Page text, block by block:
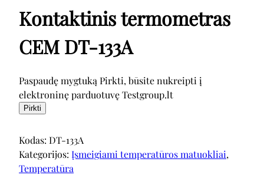
Kontaktinis termometras
CEM DT-133A
Paspaudę mygtuką Pirkti, būsite nukreipti į
elektroninę parduotuvę Testgroup.lt
Pirkti
Kodas: DT-133A
Kategorijos: Įsmeigiami temperatūros matuokliai
Temperatūra